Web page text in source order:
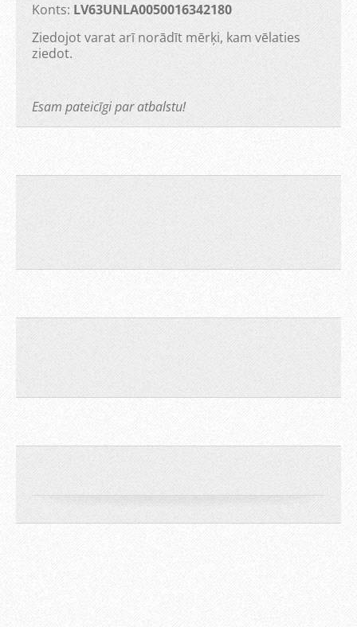
Konts: LV63UNLA0050016342180
Ziedojot varat arī norādīt mērķi, kam vēlaties
ziedot.
Esam pateicīgi par atbalstu!